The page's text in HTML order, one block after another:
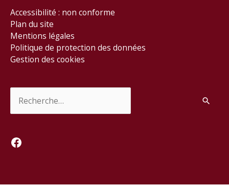
Accessibilité : non conforme
Plan du site
Mentions légales
Politique de protection des données
Gestion des cookies
Facebook